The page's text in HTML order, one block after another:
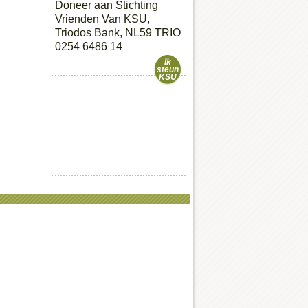
Doneer aan Stichting
Vrienden Van KSU,
Triodos Bank, NL59 TRIO
0254 6486 14
Ik
steun
KSU